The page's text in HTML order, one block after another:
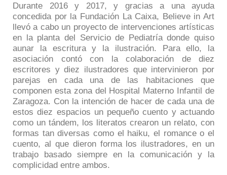
Durante 2016 y 2017, y gracias a una ayuda
concedida por la Fundación La Caixa, Believe in Art
llevó a cabo un proyecto de intervenciones artísticas
en la planta del Servicio de Pediatría donde quiso
aunar la escritura y la ilustración. Para ello, la
asociación contó con la colaboración de diez
escritores y diez ilustradores que intervinieron por
parejas en cada una de las habitaciones que
componen esta zona del Hospital Materno Infantil de
Zaragoza. Con la intención de hacer de cada una de
estos diez espacios un pequeño cuento y actuando
como un tándem, los literatos crearon un relato, con
formas tan diversas como el haiku, el romance o el
cuento, al que dieron forma los ilustradores, en un
trabajo basado siempre en la comunicación y la
complicidad entre ambos.